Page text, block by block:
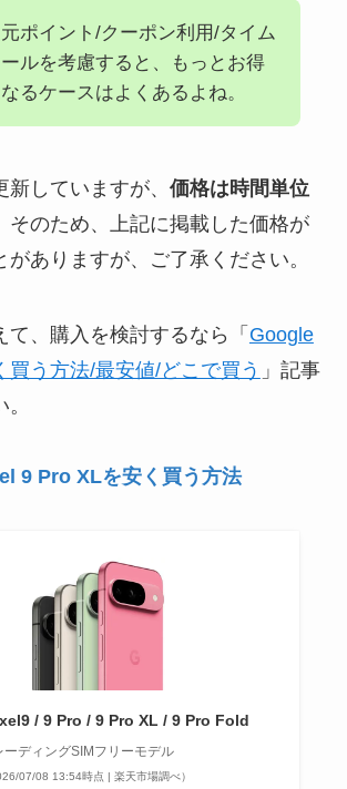
ポイント/クーポン利用/タイム
ルを考慮すると、もっとお得
るケースはよくあるよね。
していますが、 価格は時間単位
そのため、上記に掲載した価格が
がありますが、ご了承ください。
て、購入を検討するなら「 Google
買う方法/最安値/どこで買う 」記事
9 Pro XLを安く買う方法
/ 9 Pro / 9 Pro XL / 9 Pro Fold
ーディングSIMフリーモデル
07/08 13:54時点 | 楽天市場調べ）